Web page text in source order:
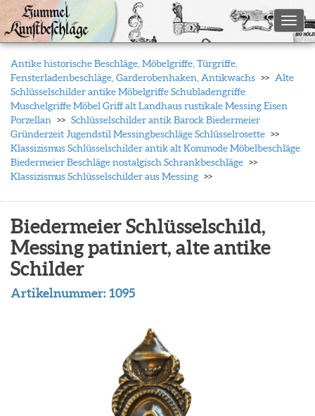
Antike historische Beschläge, Möbelgriffe, Türgriffe,
Fensterladenbeschläge, Garderobenhaken, Antikwachs
Alte
Schlüsselschilder antike Möbelgriffe Schubladengriffe
Muschelgriffe Möbel Griff alt Landhaus rustikale Messing Eisen
Porzellan
Schlüsselschilder antik Barock Biedermeier
Gründerzeit Jugendstil Messingbeschläge Schlüsselrosette
Klassizismus Schlüsselschilder antik alt Kommode Möbelbeschläge
Biedermeier Beschläge nostalgisch Schrankbeschläge
Klassizismus Schlüsselschilder aus Messing
Biedermeier Schlüsselschild,
Messing patiniert, alte antike
Schilder
Artikelnummer:1095